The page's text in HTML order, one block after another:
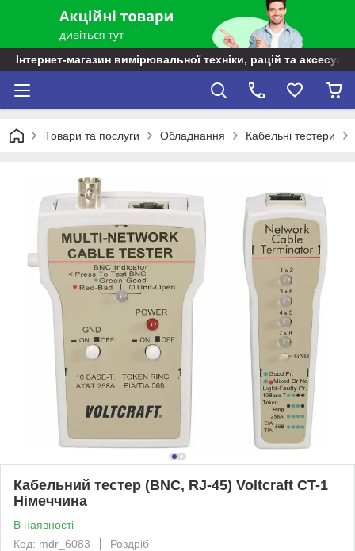
Інтернет-магазин вимірювальної техніки, рацій та
Товари та послуги Обладнання Кабельні тестери
Кабельний тестер (BNC, RJ-45) Voltcraft CT-1
Німеччина
В наявності
Код: mdr_6083
Роздріб